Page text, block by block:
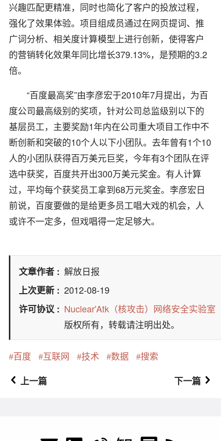
兴趣匹配更精准，同时也简化了客户的投放过程，
强化了效果体验。项目组成员通过在网页提词、推
广词分析、相关度计算模型上进行创新，使得客户
的营销转化效果年同比增长379.13%，是预期的3.2
倍。
“百度最高奖”由李彦宏于2010年7月提出，为百
度公司最高级别的奖项，针对公司总监级别以下的
基层员工，主要奖励1年内在公司重大项目工作中不
断创新和突破的10个人以下小团队。去年曾有1个10
人的小团队获得百万美元巨奖，今年有3个团队在评
选中获奖，百度共开出300万美元奖金。有人计算
过，平均每个获奖员工拿到68万元奖金。李彦宏日
前说，百度要做的是给更多员工唱大戏的机会，人
或许不一定多，但戏唱得一定足够大。
文章作者
解放日报
上次更新
2012-08-19
许可协议
Nuclear'Atk（核攻击）网络安全实验室
版权所有，转载请注明出处。
百度 互联网 技术 数据 搜索
上一篇 下一篇